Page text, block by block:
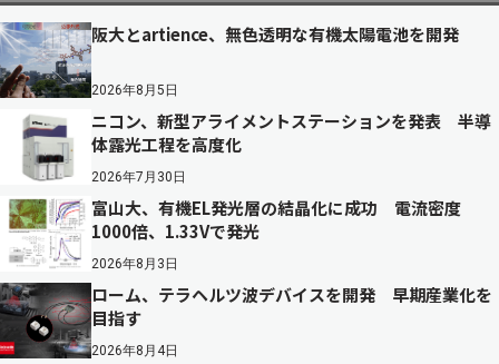
阪大とartience、無色透明な有機太陽電池を開発
2026年8月5日
ニコン、新型アライメントステーションを発表 半導
体露光工程を高度化
2026年7月30日
富山大、有機EL発光層の結晶化に成功 電流密度
1000倍、1.33Vで発光
2026年8月3日
ローム、テラヘルツ波デバイスを開発 早期産業化を
目指す
2026年8月4日